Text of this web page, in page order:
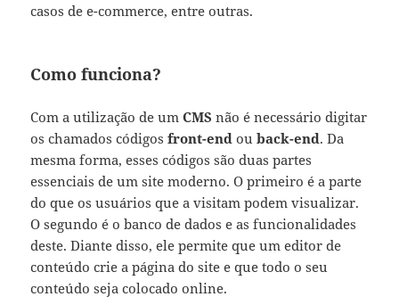
casos de e-commerce, entre outras.
Como funciona?
Com a utilização de umCMSnão é necessário digitar
os chamados códigosfront-end ouback-end. Da
mesma forma, esses códigos são duas partes
essenciais de um site moderno. O primeiro é a parte
do que os usuários que a visitam podem visualizar.
O segundo é o banco de dados e as funcionalidades
deste. Diante disso, ele permite que um editor de
conteúdo crie a página do site e que todo o seu
conteúdo seja colocado online.